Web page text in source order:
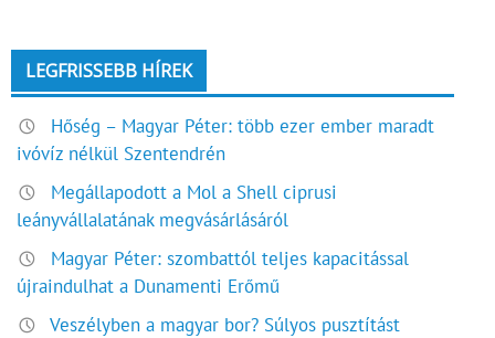
LEGFRISSEBB HÍREK
Hőség – Magyar Péter: több ezer ember maradt
ivóvíz nélkül Szentendrén
Megállapodott a Mol a Shell ciprusi
leányvállalatának megvásárlásáról
Magyar Péter: szombattól teljes kapacitással
újraindulhat a Dunamenti Erőmű
Veszélyben a magyar bor? Súlyos pusztítást